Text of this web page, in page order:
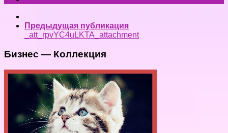
Предыдущая публикация
_att_rpvYC4uLKTA_attachment
Бизнес — Коллекция